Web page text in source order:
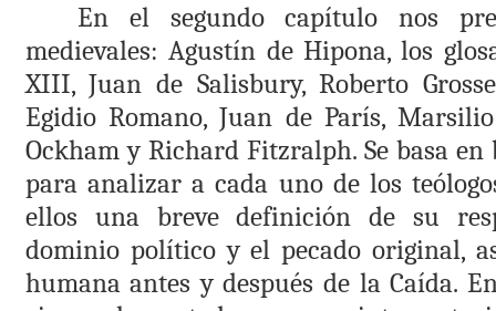
En el segundo capítulo nos
medievales: Agustín de Hipona, los
XIII, Juan de Salisbury, Roberto
Egidio Romano, Juan de París,
Ockham y Richard Fitzralph. Se basa
para analizar a cada uno de los
ellos una breve definición de su
dominio político y el pecado original,
humana antes y después de la Caída.